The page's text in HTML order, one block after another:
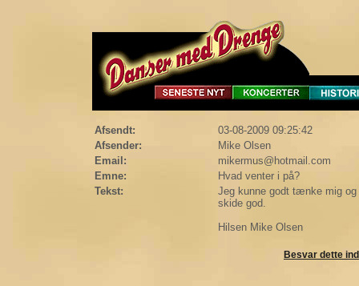
Afsendt:
03-08-2009 09:25:42
Afsender:
Mike Olsen
Email:
mikermus@hotmail.com
Emne:
Hvad venter i på?
Tekst:
Jeg kunne godt tænke mig
skide god.
Hilsen Mike Olsen
Besvar dette